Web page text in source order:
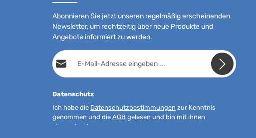
Abonnieren Sie jetzt unseren regelmäßig erscheinenden
Newsletter, um rechtzeitig über neue Produkte und
Angebote informiert zu werden.
E-Mail-Adresse*
Datenschutz
Ich habe die Datenschutzbestimmungen zur Kenntnis
genommen und die AGB gelesen und bin mit ihnen
einverstanden.